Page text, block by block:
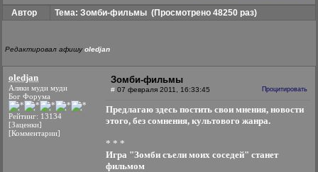
Автор Тема: Зомби-фильмы (Просмотрено 48250 раз)
Редактировал афишуoledjan
oledjan
Аляки муди муди
Бог Форума
Рейтинг: 13134
[Заценки]
[Комментарии]
Зомби-фильмы
# 07 февраля 2011, 16:33:45 Процитировать
Предлагаю здесь постить свои мнения, новости
этого, без сомнения, культового жанра.
* * *
Игра "Зомби съели моих соседей" станет
фильмом